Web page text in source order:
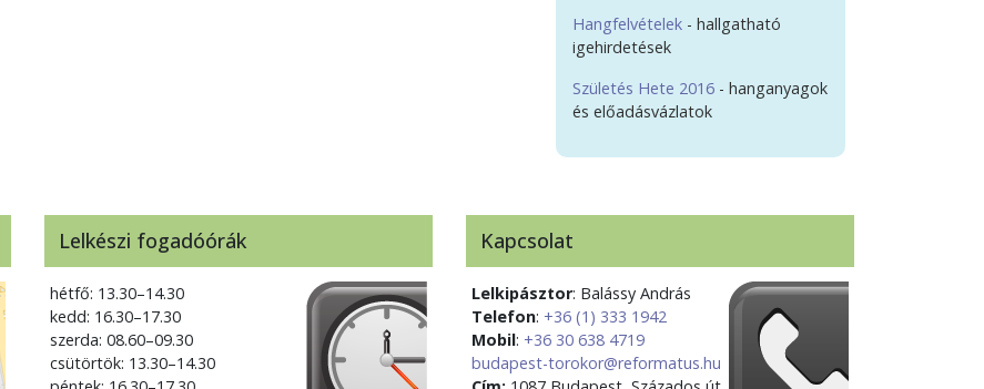
Hangfelvételek- hallgatható
igehirdetések
Születés Hete 2016- hanganyagok
és előadásvázlatok
Lelkészi fogadóórák
hétfő: 13.30–14.30
kedd: 16.30–17.30
szerda: 08.60–09.30
csütörtök: 13.30–14.30
Kapcsolat
Lelkipásztor: Balássy András
Telefon: +36 (1) 333 1942
Mobil: +36 30 638 4719
budapest-torokor@reformatus.hu